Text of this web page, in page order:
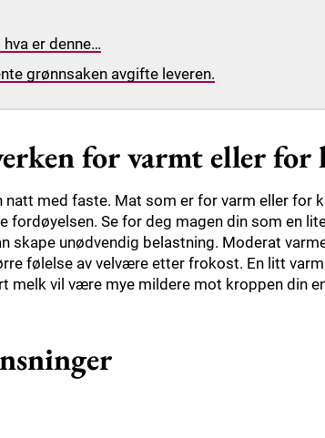
er denne…
grønnsaken avgifte leveren.
for varmt eller for
med faste. Mat som er for varm eller for
Se for deg magen din som en
skape unødvendig belastning. Moderat
følelse av velvære etter frokost. En litt
vil være mye mildere mot kroppen din